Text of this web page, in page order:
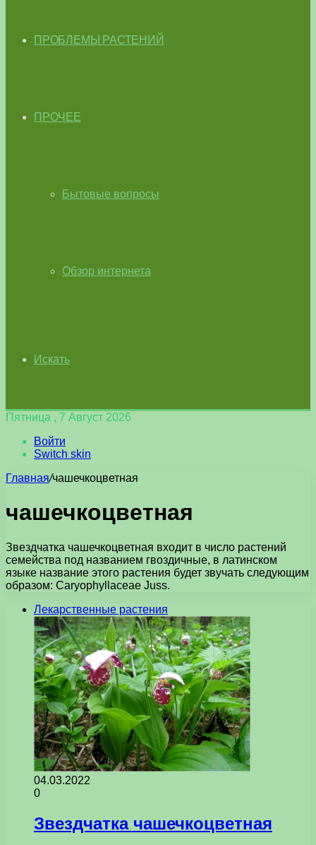
ПРОБЛЕМЫ РАСТЕНИЙ
ПРОЧЕЕ
Бытовые вопросы
Обзор интернета
Искать
Пятница , 7 Август 2026
Войти
Switch skin
Главная/чашечкоцветная
чашечкоцветная
Звездчатка чашечкоцветная входит в число растений
семейства под названием гвоздичные, в латинском
языке название этого растения будет звучать следующим
образом: Caryophyllaceae Juss.
Лекарственные растения
04.03.2022
0
Звездчатка чашечкоцветная